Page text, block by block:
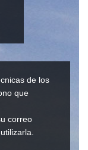
de los
que
correo